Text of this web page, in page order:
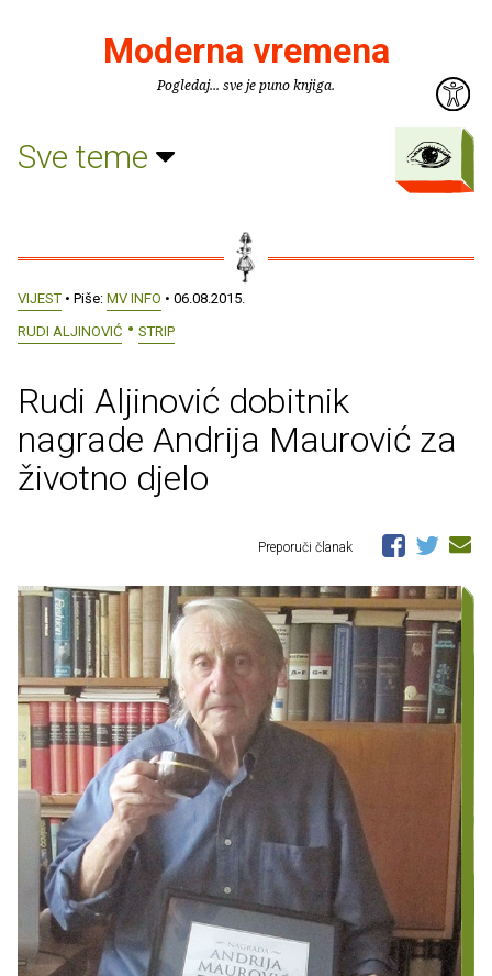
Moderna vremena
Pogledaj... sve je puno knjiga.
Sve teme
VIJEST • Piše: MV INFO • 06.08.2015.
RUDI ALJINOVIĆ
STRIP
Rudi Aljinović dobitnik
nagrade Andrija Maurović za
životno djelo
Preporuči članak